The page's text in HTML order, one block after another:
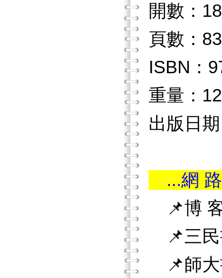
開數：18
頁數：
ISBN：
重量：
出版日
...網
📌博
📌三民
📌師大